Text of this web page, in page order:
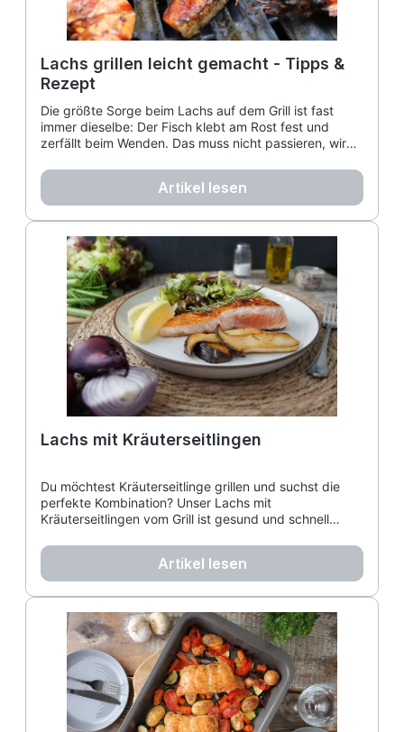
Lachs grillen leicht gemacht - Tipps &
Rezept
Die größte Sorge beim Lachs auf dem Grill ist fast
immer dieselbe: Der Fisch klebt am Rost fest und
zerfällt beim Wenden. Das muss nicht passieren, wir
Artikel lesen
Lachs mit Kräuterseitlingen
Du möchtest Kräuterseitlinge grillen und suchst die
perfekte Kombination? Unser Lachs mit
Kräuterseitlingen vom Grill ist gesund und schnell
passen und genieße dieses leichte Sommerrezept!
Artikel lesen